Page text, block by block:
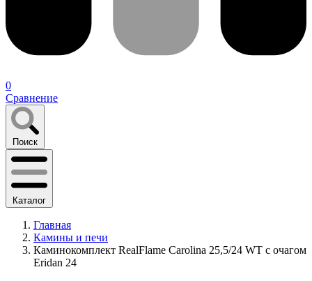
0
Сравнение
Поиск
Каталог
Главная
Камины и печи
Каминокомплект RealFlame Carolina 25,5/24 WT с очагом
Eridan 24